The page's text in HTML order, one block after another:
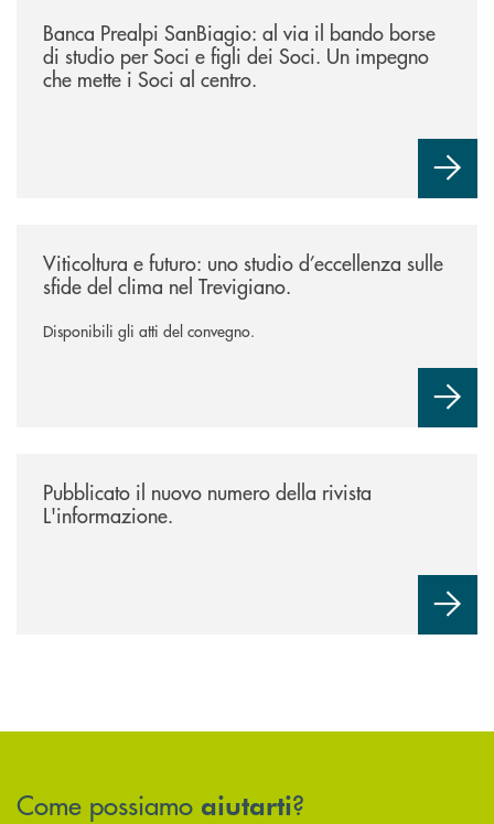
Banca Prealpi SanBiagio: al via il bando borse
di studio per Soci e figli dei Soci. Un impegno
che mette i Soci al centro.
Viticoltura e futuro: uno studio d’eccellenza sulle
sfide del clima nel Trevigiano.
Disponibili gli atti del convegno.
Pubblicato il nuovo numero della rivista
L'informazione.
Come possiamo aiutarti?